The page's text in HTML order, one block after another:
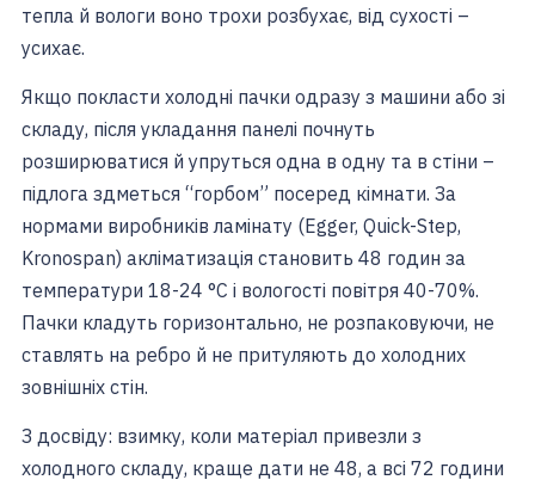
тепла й вологи воно трохи розбухає, від сухості –
усихає.
Якщо покласти холодні пачки одразу з машини або зі
складу, після укладання панелі почнуть
розширюватися й упруться одна в одну та в стіни –
підлога здметься “горбом” посеред кімнати. За
нормами виробників ламінату (Egger, Quick-Step,
Kronospan) акліматизація становить 48 годин за
температури 18-24 °C і вологості повітря 40-70%.
Пачки кладуть горизонтально, не розпаковуючи, не
ставлять на ребро й не притуляють до холодних
зовнішніх стін.
З досвіду: взимку, коли матеріал привезли з
холодного складу, краще дати не 48, а всі 72 години